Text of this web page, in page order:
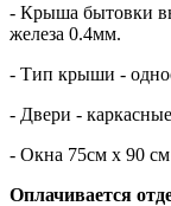
- Крыша бытовки
железа 0.4мм.
- Тип крыши -
- Двери -
- Окна 75см х 90
Оплачивается